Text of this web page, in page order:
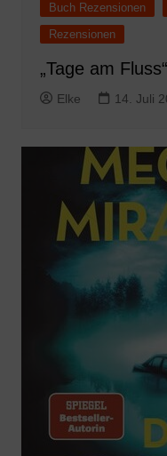
Buch Rezensionen
Rezensionen
„Tage am
Elke 14. Juli